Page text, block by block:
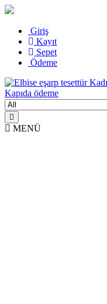
Skip
content
Giriş
Kayıt
Sepet
Ödeme
Elbise eşarp tesettür
ödeme
Kadın Giyim üzerine
Search
for:
MENÜ